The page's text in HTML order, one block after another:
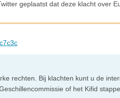
geplaatst dat deze klacht over
rechten. Bij klachten kunt u de
of het Kifid